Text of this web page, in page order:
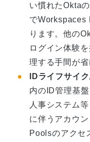
い慣れたOkta
でWorkspaces
ります。他の
ログイン体験
理する手間が省
IDライフサイ
内のID管理基
人事システム
に伴うアカウ
Poolsのアクセ